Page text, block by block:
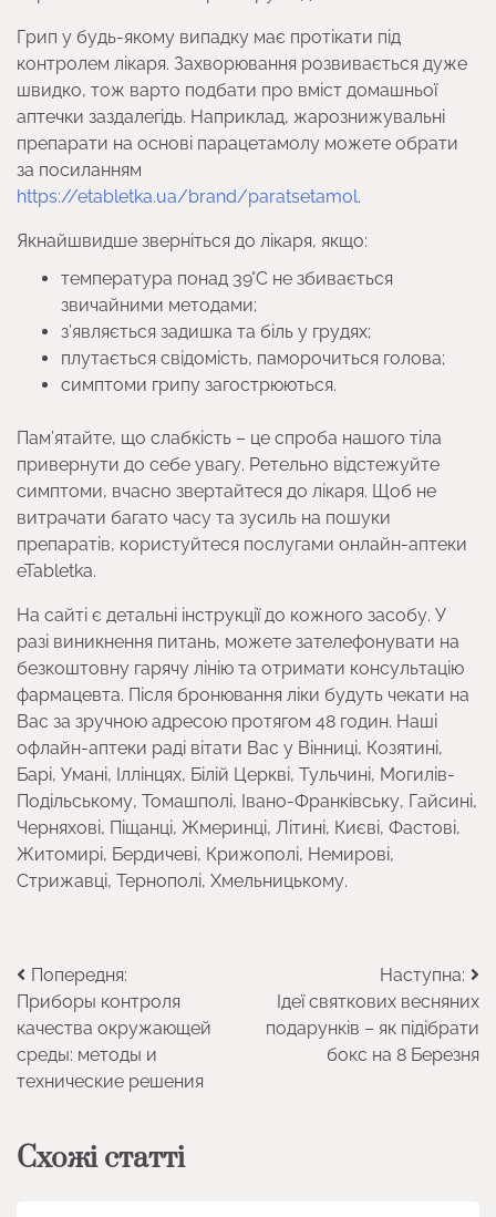
Грип у будь-якому випадку має протікати під
контролем лікаря. Захворювання розвивається дуже
швидко, тож варто подбати про вміст домашньої
аптечки заздалегідь. Наприклад, жарознижувальні
препарати на основі парацетамолу можете обрати
за посиланням
https://etabletka.ua/brand/paratsetamol.
Якнайшвидше зверніться до лікаря, якщо:
температура понад 39°C не збивається
звичайними методами;
з’являється задишка та біль у грудях;
плутається свідомість, паморочиться голова;
симптоми грипу загострюються.
Пам’ятайте, що слабкість – це спроба нашого тіла
привернути до себе увагу. Ретельно відстежуйте
симптоми, вчасно звертайтеся до лікаря. Щоб не
витрачати багато часу та зусиль на пошуки
препаратів, користуйтеся послугами онлайн-аптеки
eTabletka.
На сайті є детальні інструкції до кожного засобу. У
разі виникнення питань, можете зателефонувати на
безкоштовну гарячу лінію та отримати консультацію
фармацевта. Після бронювання ліки будуть чекати на
Вас за зручною адресою протягом 48 годин. Наші
офлайн-аптеки раді вітати Вас у Вінниці, Козятині,
Барі, Умані, Іллінцях, Білій Церкві, Тульчині, Могилів-
Подільському, Томашполі, Івано-Франківську, Гайсині,
Черняхові, Піщанці, Жмеринці, Літині, Києві, Фастові,
Житомирі, Бердичеві, Крижополі, Немирові,
Стрижавці, Тернополі, Хмельницькому.
Навігація
записів
Попередня:
Приборы контроля
качества окружающей
среды: методы и
технические решения
Наступна:
Ідеї святкових весняних
подарунків – як підібрати
бокс на 8 Березня
Схожі статті